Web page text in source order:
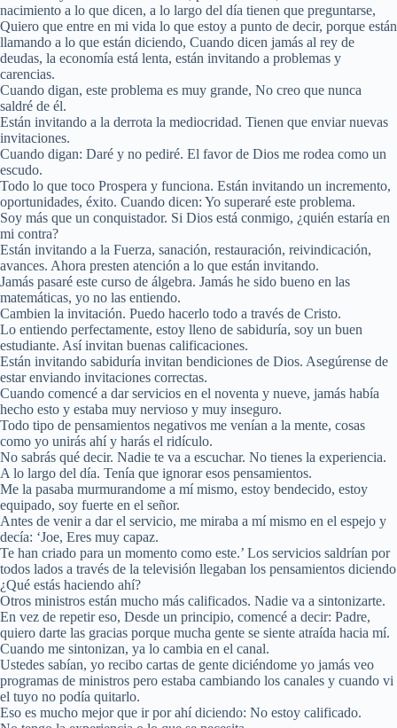
nacimiento a lo que dicen, a lo largo del día tienen que preguntarse,
Quiero que entre en mi vida lo que estoy a punto de decir, porque están
llamando a lo que están diciendo, Cuando dicen jamás al rey de
deudas, la economía está lenta, están invitando a problemas y
carencias.
Cuando digan, este problema es muy grande, No creo que nunca
saldré de él.
Están invitando a la derrota la mediocridad. Tienen que enviar nuevas
invitaciones.
Cuando digan: Daré y no pediré. El favor de Dios me rodea como un
escudo.
Todo lo que toco Prospera y funciona. Están invitando un incremento,
oportunidades, éxito. Cuando dicen: Yo superaré este problema.
Soy más que un conquistador. Si Dios está conmigo, ¿quién estaría en
mi contra?
Están invitando a la Fuerza, sanación, restauración, reivindicación,
avances. Ahora presten atención a lo que están invitando.
Jamás pasaré este curso de álgebra. Jamás he sido bueno en las
matemáticas, yo no las entiendo.
Cambien la invitación. Puedo hacerlo todo a través de Cristo.
Lo entiendo perfectamente, estoy lleno de sabiduría, soy un buen
estudiante. Así invitan buenas calificaciones.
Están invitando sabiduría invitan bendiciones de Dios. Asegúrense de
estar enviando invitaciones correctas.
Cuando comencé a dar servicios en el noventa y nueve, jamás había
hecho esto y estaba muy nervioso y muy inseguro.
Todo tipo de pensamientos negativos me venían a la mente, cosas
como yo unirás ahí y harás el ridículo.
No sabrás qué decir. Nadie te va a escuchar. No tienes la experiencia.
A lo largo del día. Tenía que ignorar esos pensamientos.
Me la pasaba murmurandome a mí mismo, estoy bendecido, estoy
equipado, soy fuerte en el señor.
Antes de venir a dar el servicio, me miraba a mí mismo en el espejo y
decía: ‘Joe, Eres muy capaz.
Te han criado para un momento como este.’ Los servicios saldrían por
todos lados a través de la televisión llegaban los pensamientos diciendo
¿Qué estás haciendo ahí?
Otros ministros están mucho más calificados. Nadie va a sintonizarte.
En vez de repetir eso, Desde un principio, comencé a decir: Padre,
quiero darte las gracias porque mucha gente se siente atraída hacia mí.
Cuando me sintonizan, ya lo cambia en el canal.
Ustedes sabían, yo recibo cartas de gente diciéndome yo jamás veo
programas de ministros pero estaba cambiando los canales y cuando vi
el tuyo no podía quitarlo.
Eso es mucho mejor que ir por ahí diciendo: No estoy calificado.